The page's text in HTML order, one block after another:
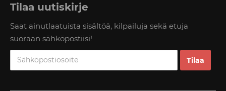
Tilaa uutiskirje
Saat ainutlaatuista sisältöä, kilpailuja sekä etuja
suoraan sähköpostiisi!